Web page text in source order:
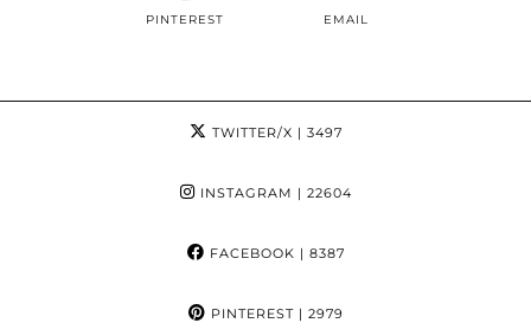
PINTEREST EMAIL
TWITTER/X | 3497
INSTAGRAM | 22604
FACEBOOK | 8387
PINTEREST| 2979